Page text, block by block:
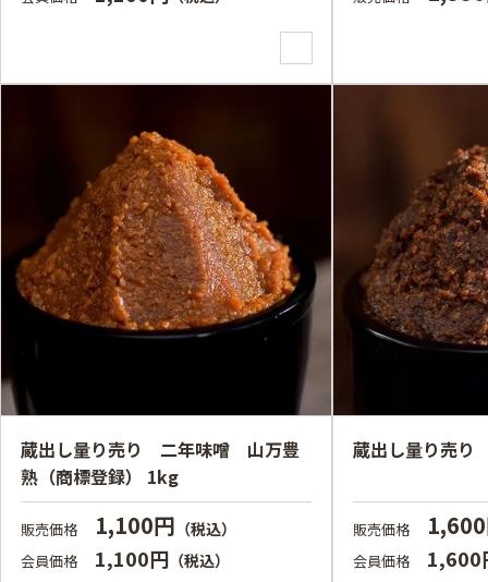
蔵出し量り売り 二年味噌 山万豊
熟（商標登録） 1kg
販売価格 1,100円 （税込）
会員価格 1,100円 （税込）
蔵出し量り売
販売価格
会員価格 1,600